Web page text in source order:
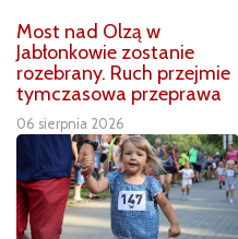
Most nad Olzą w
Jabłonkowie zostanie
rozebrany. Ruch przejmie
tymczasowa przeprawa
06 sierpnia 2026